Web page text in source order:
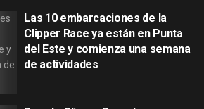
Las 10 embarcaciones de la
Clipper Race ya están en Punta
del Este y comienza una semana
de actividades